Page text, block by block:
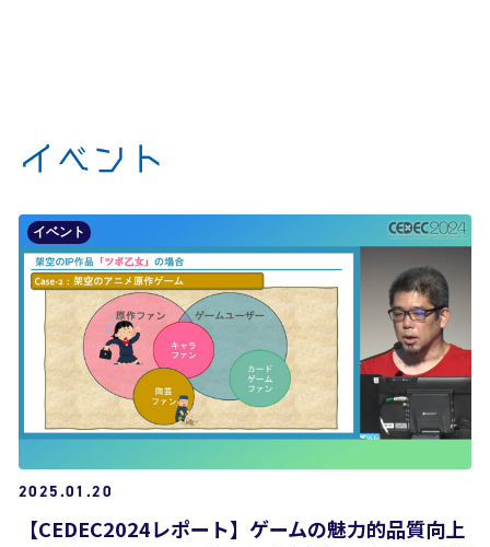
イベント
イベント
2025.01.20
【CEDEC2024レポート】ゲームの魅力的品質向上